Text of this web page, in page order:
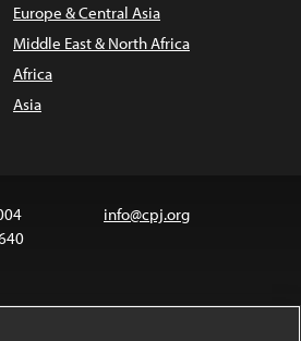
Europe & Central Asia
Middle East & North Africa
Africa
Asia
info@cpj.org